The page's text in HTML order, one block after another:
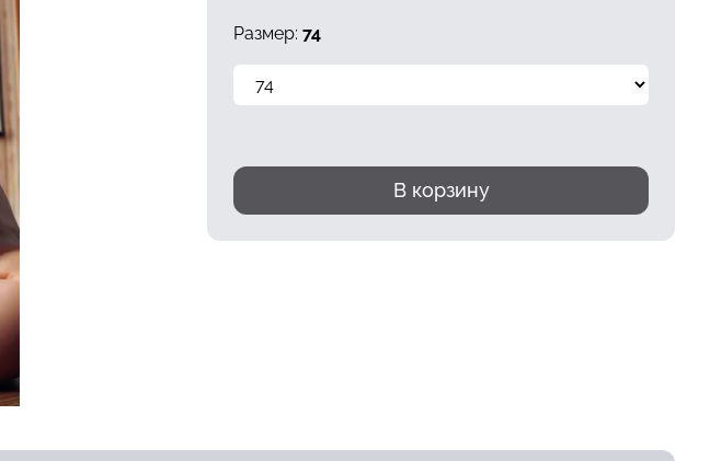
Размер:74
В корзину